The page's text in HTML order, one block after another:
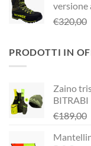
versione
€320,00
PRODOTTI IN
Zaino
BITRABI
€189,00